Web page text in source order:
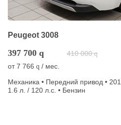
Peugeot 3008
397 700 q 410 000 q
от7 766 q / мес.
Механика • Передний привод •
1.6 л. / 120 л.с. • Бензин